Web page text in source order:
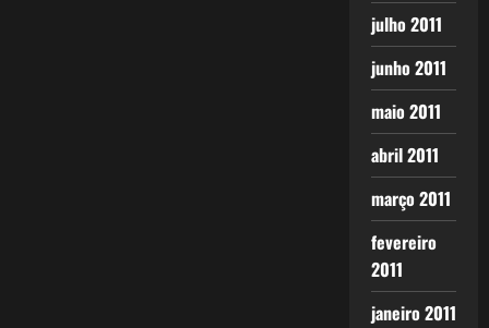
julho 2011
junho 2011
maio 2011
abril 2011
março 2011
fevereiro
2011
janeiro 2011